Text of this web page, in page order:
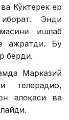
Кўктерек ер
Энди
ишлаб
ажратди. Бу
берди.
Марказий
телерадио,
алоқаси ва